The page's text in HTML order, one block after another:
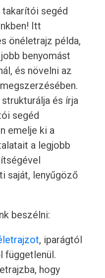
segéd
Itt
önéletrajz példa,
benyomást
és növelni az
és írja
segéd
emelje ki a
a legjobb
saját, lenyűgöző
beszélni:
, iparágtól
függetlenül.
hogy